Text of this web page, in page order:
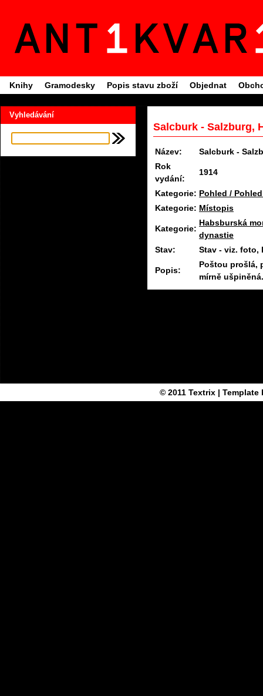
Knihy Gramodesky Popis stavu zboží Objednat
Vyhledávání
Salcburk - Salzburg,
Název:
Salcburk -
Rok
vydání:
1914
Kategorie: Pohled /
Kategorie: Místopis
Kategorie:
Habsburská
dynastie
Stav:
Stav - viz. foto,
Popis:
Poštou prošlá,
mírně
© 2011 Textrix| Template